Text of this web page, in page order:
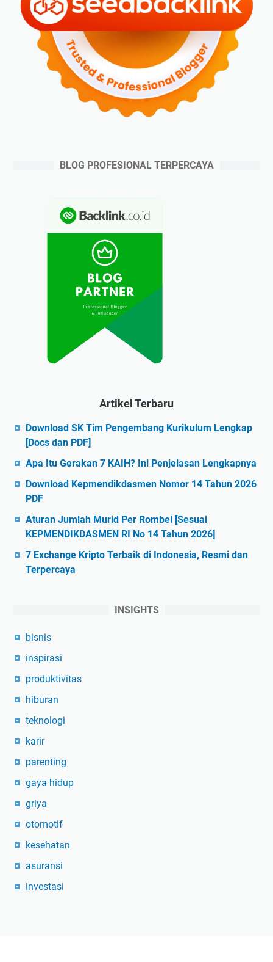
BLOG PROFESIONAL TERPERCAYA
Artikel Terbaru
Download SK Tim Pengembang Kurikulum Lengkap
[Docs dan PDF]
Apa Itu Gerakan 7 KAIH? Ini Penjelasan Lengkapnya
Download Kepmendikdasmen Nomor 14 Tahun 2026
PDF
Aturan Jumlah Murid Per Rombel [Sesuai
KEPMENDIKDASMEN RI No 14 Tahun 2026]
7 Exchange Kripto Terbaik di Indonesia, Resmi dan
Terpercaya
INSIGHTS
bisnis
inspirasi
produktivitas
hiburan
teknologi
karir
parenting
gaya hidup
griya
otomotif
kesehatan
asuransi
investasi